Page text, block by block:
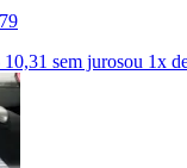
79
sem jurosou 1x